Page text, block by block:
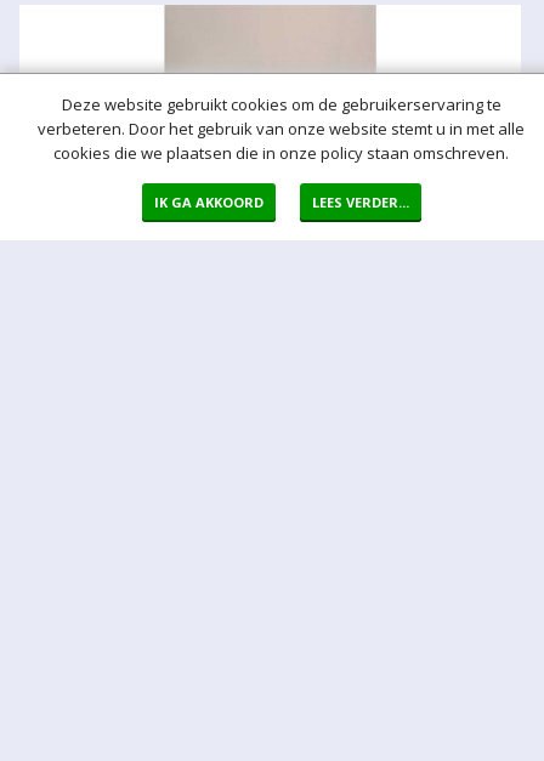
Deze website gebruikt cookies om de gebruikerservaring te
verbeteren. Door het gebruik van onze website stemt u in met alle
cookies die we plaatsen die in onze policy staan omschreven.
IK GA AKKOORD LEES VERDER...